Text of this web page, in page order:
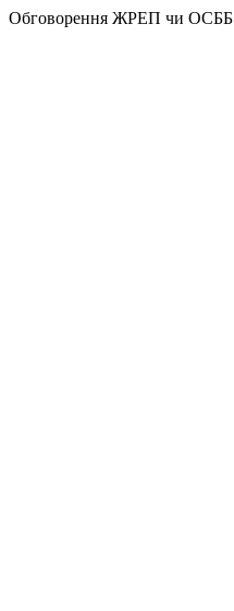
Обговорення ЖРЕП чи ОСББ